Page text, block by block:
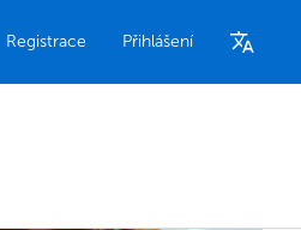
Registrace Přihlášení